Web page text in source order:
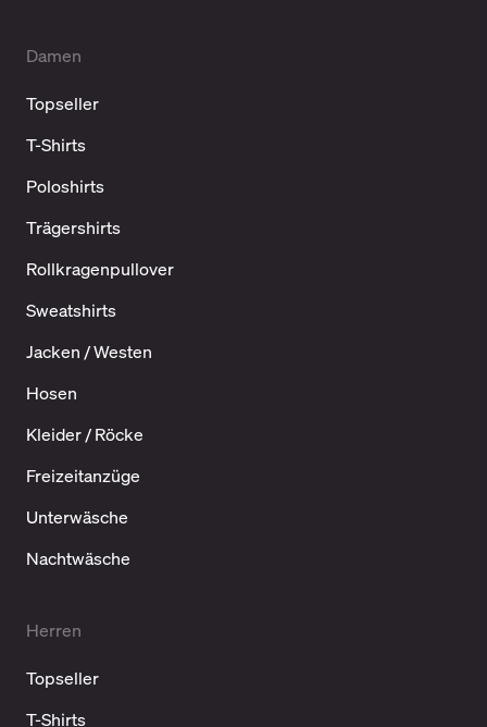
Damen
Topseller
T-Shirts
Poloshirts
Trägershirts
Rollkragenpullover
Sweatshirts
Jacken / Westen
Hosen
Kleider / Röcke
Freizeitanzüge
Unterwäsche
Nachtwäsche
Herren
Topseller
T-Shirts